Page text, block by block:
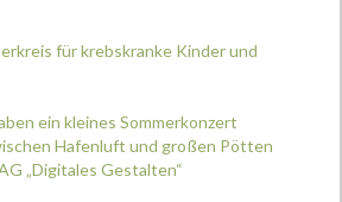
für krebskranke Kinder und
ein kleines Sommerkonzert
Hafenluft und großen Pötten
„Digitales Gestalten“